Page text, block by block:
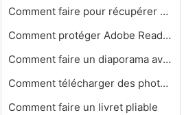
Comment faire pour récupérer captu…
Comment protéger Adobe Reader 9 Doc…
Comment faire un diaporama avec Roxi…
Comment télécharger des photos sur…
Comment faire un livret pliable